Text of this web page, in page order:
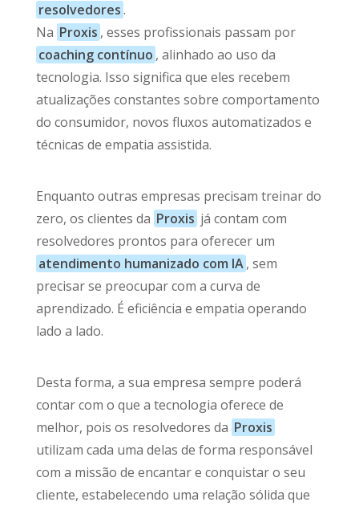
resolvedores.
Na Proxis , esses profissionais passam por
coaching contínuo , alinhado ao uso da
tecnologia. Isso significa que eles recebem
atualizações constantes sobre comportamento
do consumidor, novos fluxos automatizados e
técnicas de empatia assistida.
Enquanto outras empresas precisam treinar do
zero, os clientes da Proxis já contam com
resolvedores prontos para oferecer um
atendimento humanizado com IA, sem
precisar se preocupar com a curva de
aprendizado. É eficiência e empatia operando
lado a lado.
Desta forma, a sua empresa sempre poderá
contar com o que a tecnologia oferece de
melhor, pois os resolvedores da Proxis
utilizam cada uma delas de forma responsável
com a missão de encantar e conquistar o seu
cliente, estabelecendo uma relação sólida que